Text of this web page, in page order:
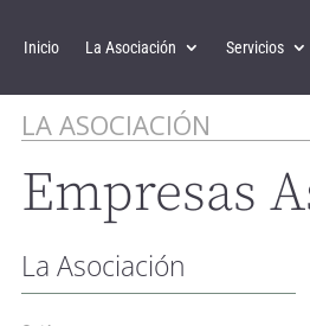
Inicio La Asociación Servicios
LA ASOCIACIÓN
Empresas
La Asociación